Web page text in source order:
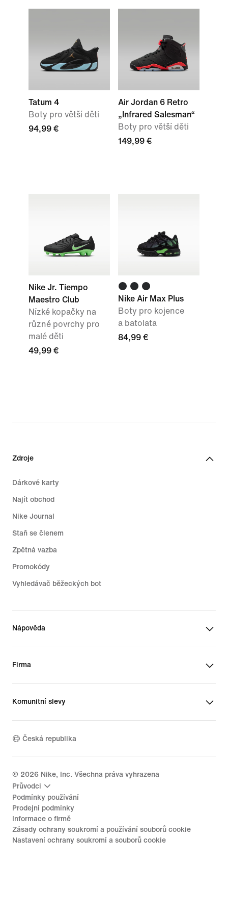
Tatum 4
Boty pro větší děti
94,99 €
Air Jordan 6 Retro
„Infrared Salesman“
Boty pro větší děti
149,99 €
Nike Jr. Tiempo
Maestro Club
Nízké kopačky na
různé povrchy pro
malé děti
49,99 €
Nike Air Max Plus
Boty pro kojence
a batolata
84,99 €
Zdroje
Dárkové karty
Najít obchod
Nike Journal
Staň se členem
Zpětná vazba
Promokódy
Vyhledávač běžeckých bot
Nápověda
Firma
Komunitní slevy
Česká republika
© 2026 Nike, Inc. Všechna práva vyhrazena
Průvodci
Podmínky používání
Prodejní podmínky
Informace o firmě
Zásady ochrany soukromí a používání souborů cookie
Nastavení ochrany soukromí a souborů cookie